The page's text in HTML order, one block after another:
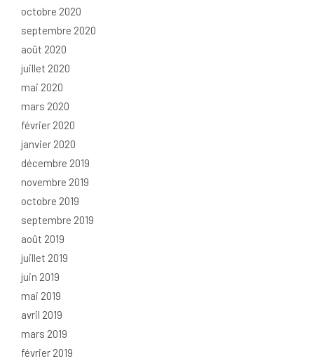
octobre 2020
septembre 2020
août 2020
juillet 2020
mai 2020
mars 2020
février 2020
janvier 2020
décembre 2019
novembre 2019
octobre 2019
septembre 2019
août 2019
juillet 2019
juin 2019
mai 2019
avril 2019
mars 2019
février 2019